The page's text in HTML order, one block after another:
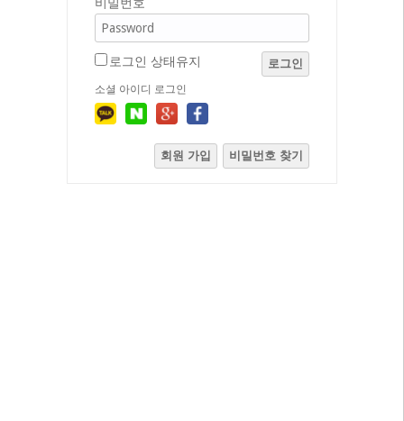
로그인 상태유지 로그인
소셜 아이디 로그인
회원 가입 비밀번호 찾기